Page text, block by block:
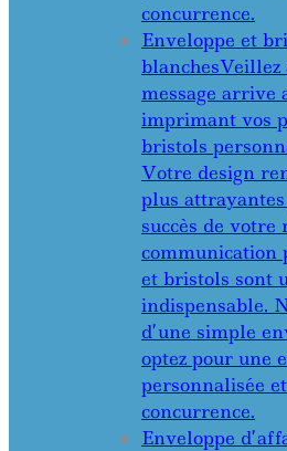
concurrence.
Enveloppe et
blanchesVeillez
message arrive
imprimant vos
bristols
Votre design
plus
succès de
communication
et bristols sont
indispensable.
d’une simple
optez pour une
personnalisée
concurrence.
Enveloppe